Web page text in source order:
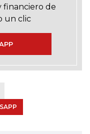
financiero de
un clic